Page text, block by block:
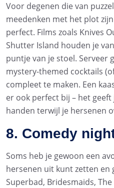
Voor degenen die van
meedenken met het plot
perfect. Films zoals Knives
Shutter Island houden je
puntje van je stoel. Serveer
mystery-themed cocktails
compleet te maken. Een
er ook perfect bij – het
handen terwijl je hersenen
8. Comedy
Soms heb je gewoon een
hersenen uit kunt zetten en
Superbad, Bridesmaids,